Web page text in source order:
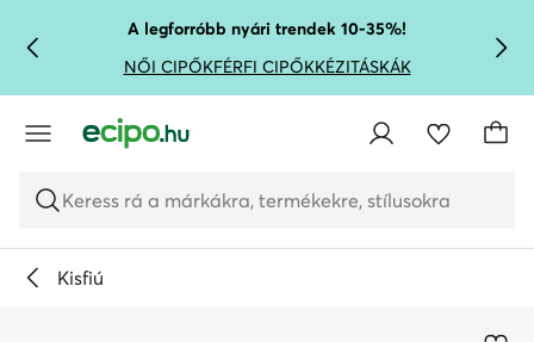
UGRÁS A FŐ TARTALOMRA
UGRÁS A KERESÉSHEZA legforróbb nyári trendek 10-35%!
NŐI CIPŐKFÉRFI CIPŐKKÉZITÁSKÁK
Keress rá a márkákra, termékekre, stílusokra
Kisfiú